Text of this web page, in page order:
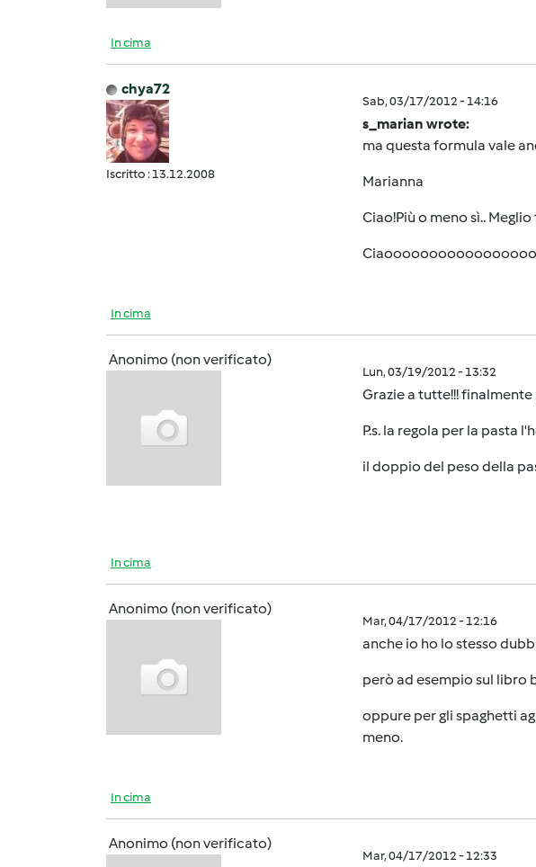
In cima
chya72
Iscritto : 13.12.2008
Sab, 03/17/2012 - 14:16
s_marian wrote:
ma questa formula vale
Marianna
Ciao!Più o meno sì..
In cima
Anonimo (non verificato)
Lun, 03/19/2012 - 13:32
Grazie a tutte!!!
P.s. la regola per la pasta
il doppio del peso della
In cima
Anonimo (non verificato)
Mar, 04/17/2012 - 12:16
anche io ho lo stesso
però ad esempio sul libro
oppure per gli spaghetti
meno.
In cima
Anonimo (non verificato)
Mar, 04/17/2012 - 12:33